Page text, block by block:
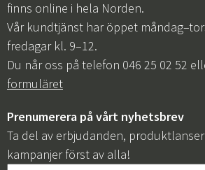
finns online i hela Norden.
Vår kundtjänst har öppet
fredagar kl. 9–12.
Du når oss på telefon 046 25 02 52
formuläret
Prenumerera på vårt nyhetsbrev
Ta del av erbjudanden,
kampanjer först av alla!